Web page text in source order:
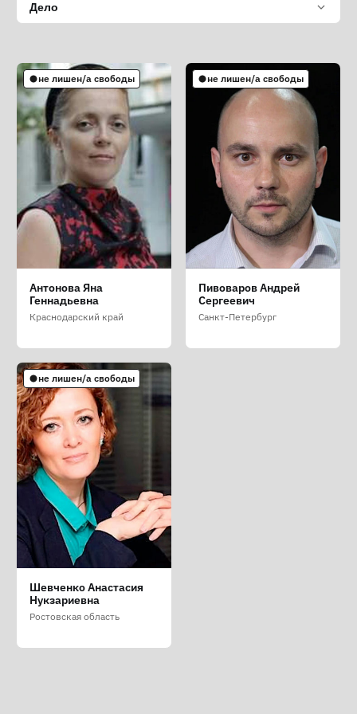
Дело
не лишен/а свободы
Антонова Яна
Геннадьевна
Краснодарский край
не лишен/а свободы
Пивоваров Андрей
Сергеевич
Санкт-Петербург
не лишен/а свободы
Шевченко Анастасия
Нукзариевна
Ростовская область